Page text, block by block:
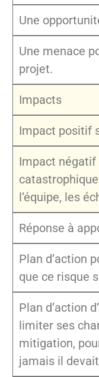
Une
Une menace
projet.
Impacts
Impact positif
Impact négatif
l’équipe, les
Réponse à
Plan d’action
que ce risque
Plan d’action
limiter ses
mitigation,
jamais il